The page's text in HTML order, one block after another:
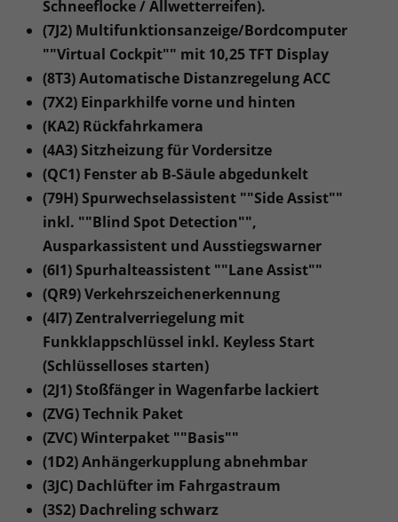
Schneeflocke / Allwetterreifen).
(7J2) Multifunktionsanzeige/Bordcomputer
""Virtual Cockpit"" mit 10,25 TFT Display
(8T3) Automatische Distanzregelung ACC
(7X2) Einparkhilfe vorne und hinten
(KA2) Rückfahrkamera
(4A3) Sitzheizung für Vordersitze
(QC1) Fenster ab B-Säule abgedunkelt
(79H) Spurwechselassistent ""Side Assist""
inkl. ""Blind Spot Detection"",
Ausparkassistent und Ausstiegswarner
(6I1) Spurhalteassistent ""Lane Assist""
(QR9) Verkehrszeichenerkennung
(4I7) Zentralverriegelung mit
Funkklappschlüssel inkl. Keyless Start
(Schlüsselloses starten)
(2J1) Stoßfänger in Wagenfarbe lackiert
(ZVG) Technik Paket
(ZVC) Winterpaket ""Basis""
(1D2) Anhängerkupplung abnehmbar
(3JC) Dachlüfter im Fahrgastraum
(3S2) Dachreling schwarz